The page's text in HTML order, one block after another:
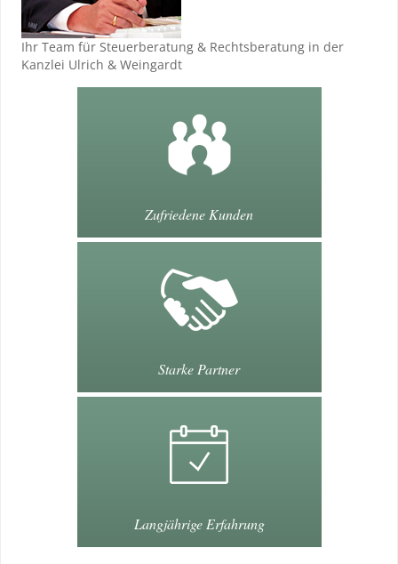
Ihr Team für Steuerberatung & Rechtsberatung in der
Kanzlei Ulrich & Weingardt
Zufriedene Kunden
Starke Partner
Langjährige Erfahrung